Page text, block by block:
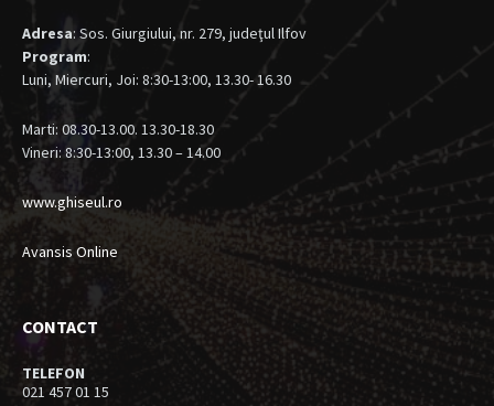
Adresa: Sos. Giurgiului, nr. 279, judeţul Ilfov
Program:
Luni, Miercuri, Joi: 8:30-13:00, 13.30- 16.30
Marti: 08.30-13.00. 13.30-18.30
Vineri: 8:30-13:00, 13.30 – 14.00
www.ghiseul.ro
Avansis Online
CONTACT
TELEFON
021 457 01 15